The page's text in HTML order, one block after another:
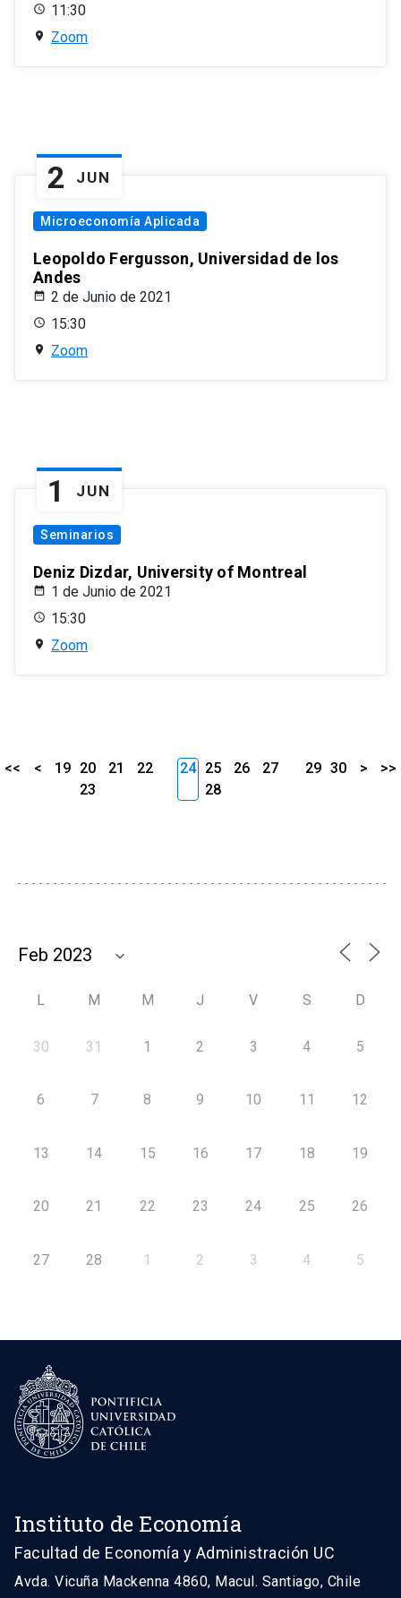
11:30
Zoom
2 JUN
Microeconomía Aplicada
Leopoldo Fergusson, Universidad de los
Andes
2 de Junio de 2021
15:30
Zoom
1 JUN
Seminarios
Deniz Dizdar, University of Montreal
1 de Junio de 2021
15:30
Zoom
<< < 19 20 21
22
23
24 25 26
27
28
29 30 > >>
L M M J V S D
30 31 1 2 3 4 5
6 7 8 9 10 11 12
13 14 15 16 17 18 19
20 21 22 23 24 25 26
27 28 1 2 3 4 5
Instituto de Economía
Facultad de Economía y Administración UC
Avda. Vicuña Mackenna 4860, Macul. Santiago, Chile